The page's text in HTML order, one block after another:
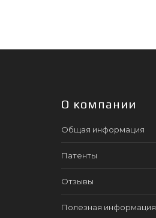
О компании
Общая информация
Патенты
Отзывы
Полезная информация